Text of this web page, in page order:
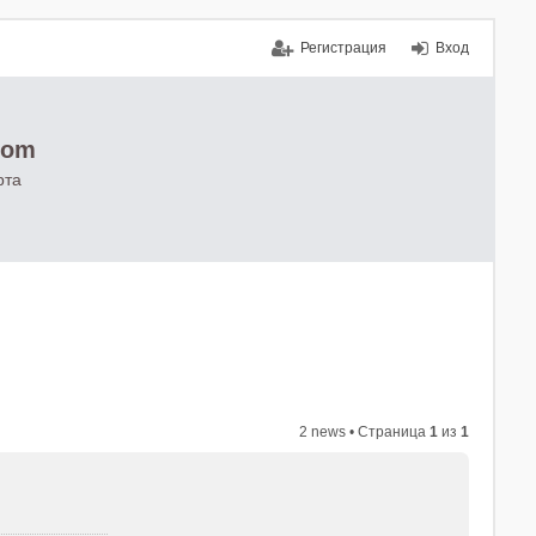
Вход
Регистрация
2 news • Страница1 из1